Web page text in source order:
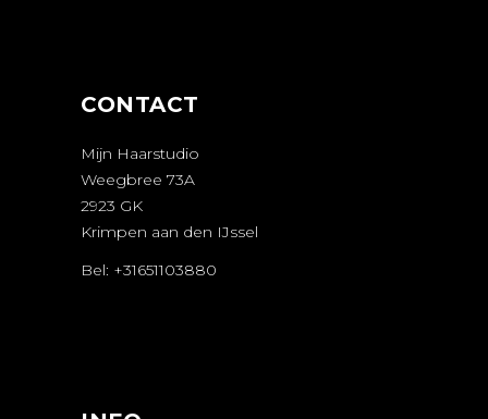
CONTACT
Mijn Haarstudio
Weegbree 73A
2923 GK
Krimpen aan den IJssel
Bel: +31651103880